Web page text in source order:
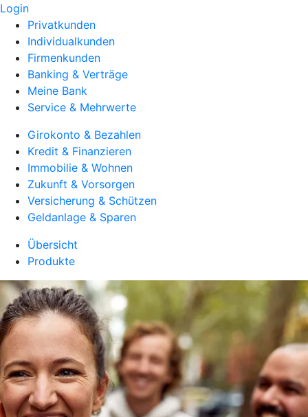
Login
Privatkunden
Individualkunden
Firmenkunden
Banking & Verträge
Meine Bank
Service & Mehrwerte
Girokonto & Bezahlen
Kredit & Finanzieren
Immobilie & Wohnen
Zukunft & Vorsorgen
Versicherung & Schützen
Geldanlage & Sparen
Übersicht
Produkte